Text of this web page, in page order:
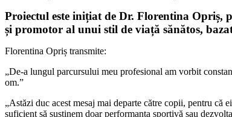
Proiectul este inițiat de Dr. Florentina Opriș,
și promotor al unui stil de viață sănătos,
Florentina Opriș transmite:
„De-a lungul parcursului meu profesional am vorbit
om.”
„Astăzi duc acest mesaj mai departe către copii, pentru
suficient să susținem doar performanța sportivă sau